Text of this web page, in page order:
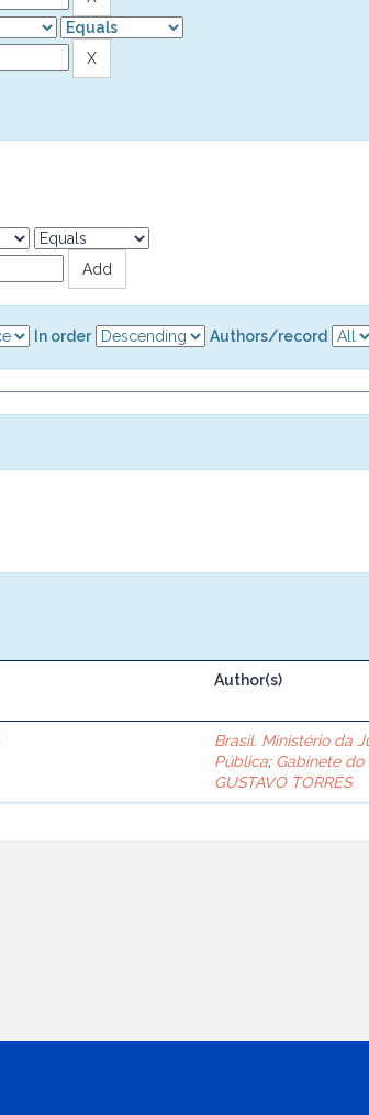
In order Authors/record
Author(s)
Brasil. Ministério da
Pública; Gabinete do
GUSTAVO TORRES